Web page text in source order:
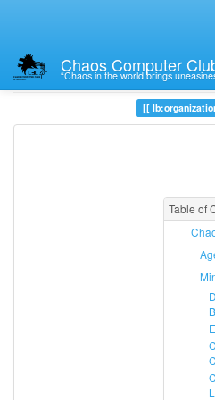
Chaos Computer
“Chaos in the world brings
Trace cm-2020-11
Table of